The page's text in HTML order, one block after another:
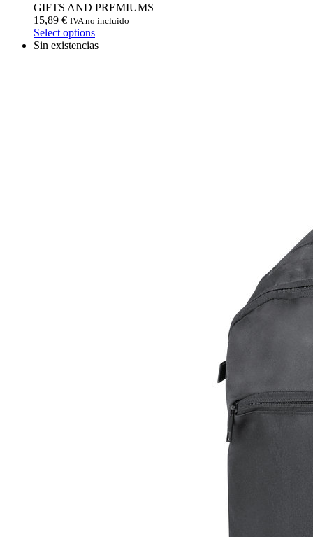
GIFTS AND PREMIUMS
15,89 € IVA no incluido
Select options
Sin existencias